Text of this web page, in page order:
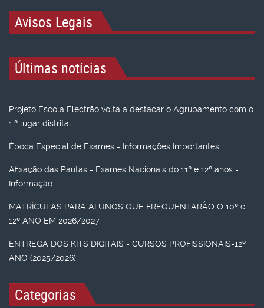
Avisos Legais
Últimas notícias
Projeto Escola Electrão volta a destacar o Agrupamento com o
1.º lugar distrital
Época Especial de Exames - Informações Importantes
Afixação das Pautas - Exames Nacionais do 11º e 12º anos -
Informação
MATRÍCULAS PARA ALUNOS QUE FREQUENTARÃO O 10º e
12º ANO EM 2026/2027
ENTREGA DOS KITS DIGITAIS - CURSOS PROFISSIONAIS-12º
ANO (2025/2026)
Categorias